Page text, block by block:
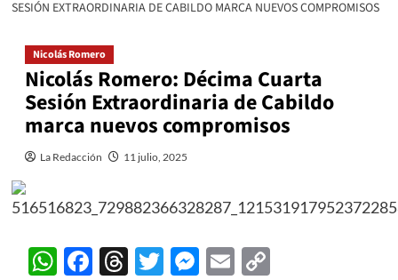
SESIÓN EXTRAORDINARIA DE CABILDO MARCA NUEVOS COMPROMISOS
Nicolás Romero
Nicolás Romero: Décima Cuarta
Sesión Extraordinaria de Cabildo
marca nuevos compromisos
La Redacción 11 julio, 2025
WhatsApp
Facebook
Threads
Twitter
Messenger
EmailCopy